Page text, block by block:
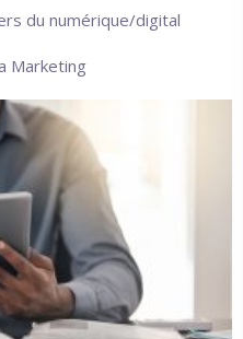
du numérique/digital
Marketing